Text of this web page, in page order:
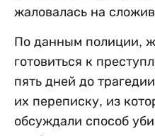
жаловалась на
По данным полиции,
готовиться к
пять дней до
их переписку, из
обсуждали способ